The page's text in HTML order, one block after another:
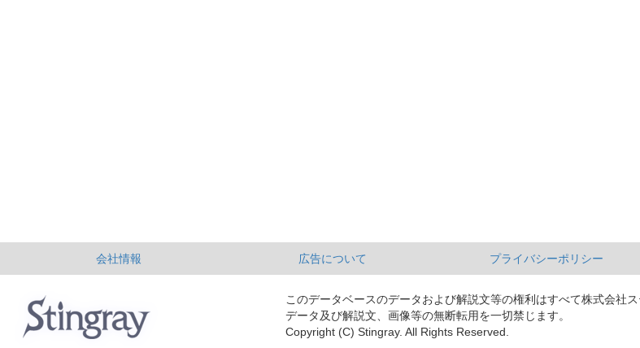
会社情報 広告について プライバシーポリシー
このデータベースのデータおよび解説文等の権利はすべて株式会社
データ及び解説文、画像等の無断転用を一切禁じます。
Copyright (C) Stingray. All Rights Reserved.